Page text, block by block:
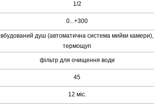
1/2
0...+300
вбудований душ (автоматична система мийки камери),
термощуп
фільтр для очищення води
45
12 міс.